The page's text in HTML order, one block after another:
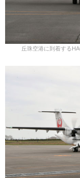
丘珠空港に到着する